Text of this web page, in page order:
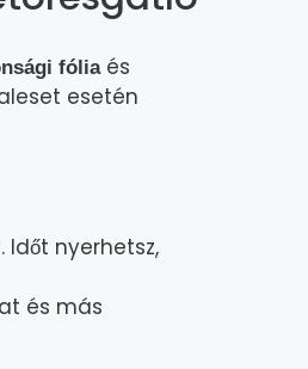
fóliaés
esetén
nyerhetsz,
és más